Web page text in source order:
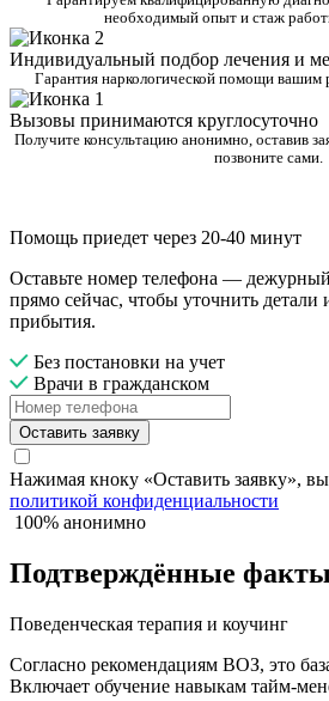
необходимый опыт и стаж
Индивидуальный подбор лечения и
Гарантия наркологической помощи вашим
Вызовы принимаются круглосуточно
Получите консультацию анонимно, оставив
позвоните сами.
Помощь приедет через 20-40 минут
Оставьте номер телефона —
прямо сейчас, чтобы уточнить детали
прибытия.
Без постановки на учет
Врачи в гражданском
Оставить заявку
Нажимая кноку «Оставить заявку», вы
политикой конфиденциальности
100% анонимно
Подтверждённые факты
Поведенческая терапия и коучинг
Согласно рекомендациям ВОЗ, это
Включает обучение навыкам тайм-